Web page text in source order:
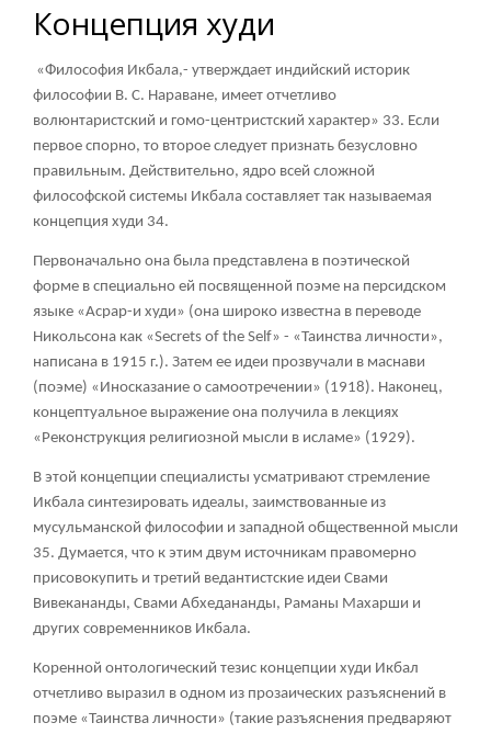
Концепция худи
«Философия Икбала,- утверждает индийский историк
философии В. С. Нараване, имеет отчетливо
волюнтаристский и гомо-центристский характер» 33. Если
первое спорно, то второе следует признать безусловно
правильным. Действительно, ядро всей сложной
философской системы Икбала составляет так называемая
концепция худи 34.
Первоначально она была представлена в поэтической
форме в специально ей посвященной поэме на персидском
языке «Асрар-и худи» (она широко известна в переводе
Никольсона как «Secrets of the Self» - «Таинства личности»,
написана в 1915 г.). Затем ее идеи прозвучали в маснави
(поэме) «Иносказание о самоотречении» (1918). Наконец,
концептуальное выражение она получила в лекциях
«Реконструкция религиозной мысли в исламе» (1929).
В этой концепции специалисты усматривают стремление
Икбала синтезировать идеалы, заимствованные из
мусульманской философии и западной общественной мысли
35. Думается, что к этим двум источникам правомерно
присовокупить и третий ведантистские идеи Свами
Вивекананды, Свами Абхедананды, Раманы Махарши и
других современников Икбала.
Коренной онтологический тезис концепции худи Икбал
отчетливо выразил в одном из прозаических разъяснений в
поэме «Таинства личности» (такие разъяснения предваряют